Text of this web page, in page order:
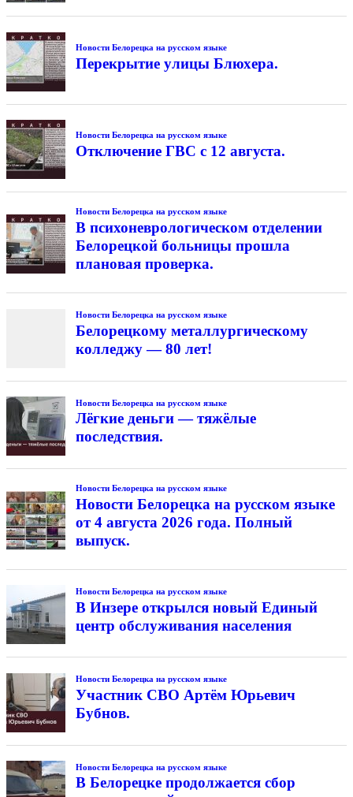
Новости Белорецка на русском языке
Перекрытие улицы Блюхера.
Новости Белорецка на русском языке
Отключение ГВС с 12 августа.
Новости Белорецка на русском языке
В психоневрологическом отделении
Белорецкой больницы прошла
плановая проверка.
Новости Белорецка на русском языке
Белорецкому металлургическому
колледжу — 80 лет!
Новости Белорецка на русском языке
Лёгкие деньги — тяжёлые
последствия.
Новости Белорецка на русском языке
Новости Белорецка на русском языке
от 4 августа 2026 года. Полный
выпуск.
Новости Белорецка на русском языке
В Инзере открылся новый Единый
центр обслуживания населения
Новости Белорецка на русском языке
Участник СВО Артём Юрьевич
Бубнов.
Новости Белорецка на русском языке
В Белорецке продолжается сбор